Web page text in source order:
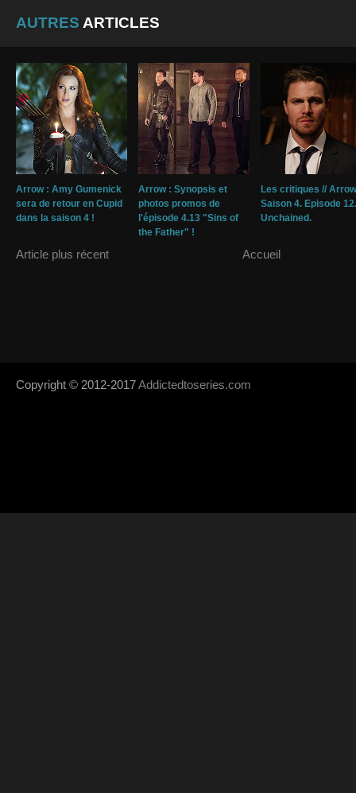
AUTRES ARTICLES
Arrow : Amy Gumenick
sera de retour en Cupid
dans la saison 4 !
Arrow : Synopsis et
photos promos de
l'épisode 4.13 "Sins of
the Father" !
Les critiques //
Saison 4. Episode 12.
Unchained.
Article plus récent Accueil
Copyright © 2012-2017Addictedtoseries.com